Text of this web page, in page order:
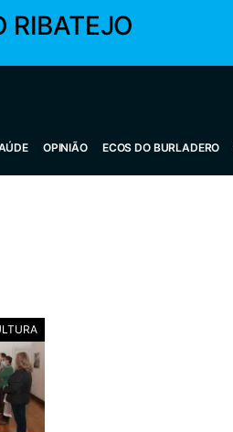
RIBATEJO
OPINIÃO ECOS DO BURLADERO